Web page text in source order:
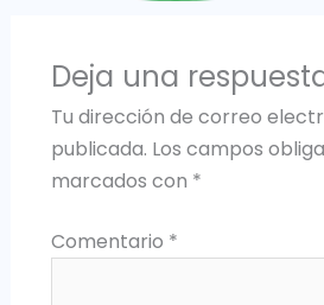
Deja una
Tu dirección de correo
publicada. Los campos
marcados con *
Comentario *